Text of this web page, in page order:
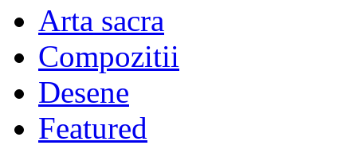
Arta sacra
Compozitii
Desene
Featured